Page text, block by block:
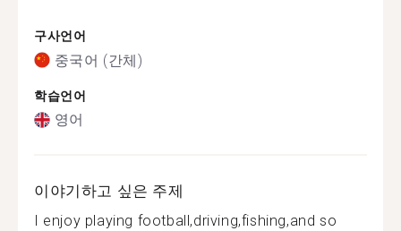
구사언어
중국어 (간체)
학습언어
영어
이야기하고 싶은 주제
I enjoy playing football,driving,fishing,and so